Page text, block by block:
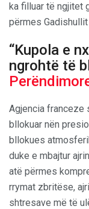
ka filluar të ngjitet
përmes
“Kupola e
ngrohtë të
Agjencia franceze
bllokuar nën
bllokues
duke e mbajtur
atë përmes
rrymat zbritëse,
shtresave më të